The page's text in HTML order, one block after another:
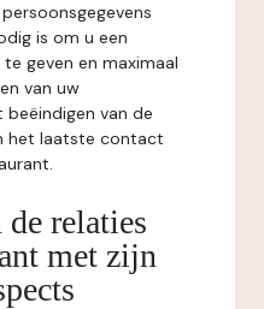
is om u een
geven en maximaal
van uw
van de
het laatste contact
relaties
met zijn